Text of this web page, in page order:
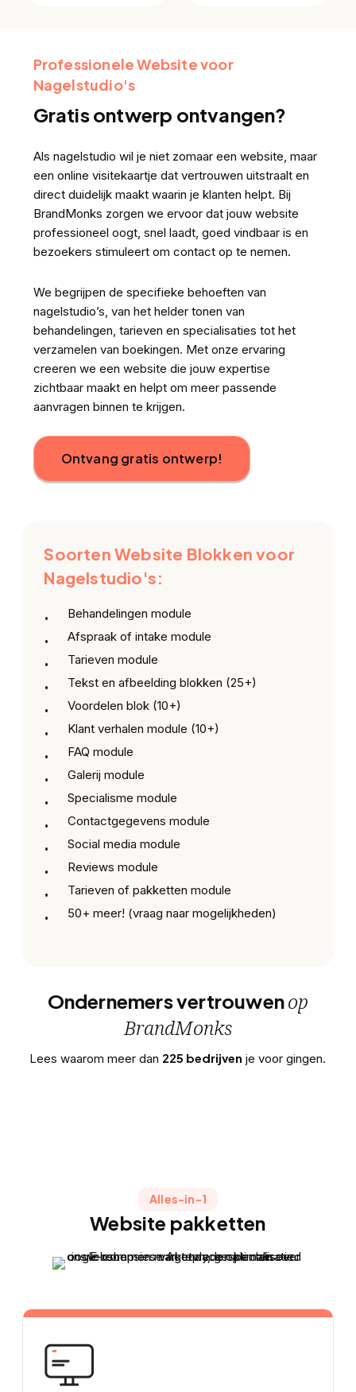
Professionele Website voor
Nagelstudio's
Gratis ontwerp ontvangen?
Als nagelstudio wil je niet zomaar een website, maar
een online visitekaartje dat vertrouwen uitstraalt en
direct duidelijk maakt waarin je klanten helpt. Bij
BrandMonks zorgen we ervoor dat jouw website
professioneel oogt, snel laadt, goed vindbaar is en
bezoekers stimuleert om contact op te nemen.
We begrijpen de specifieke behoeften van
nagelstudio’s, van het helder tonen van
behandelingen, tarieven en specialisaties tot het
verzamelen van boekingen. Met onze ervaring
creeren we een website die jouw expertise
zichtbaar maakt en helpt om meer passende
aanvragen binnen te krijgen.
Ontvang gratis ontwerp!
Soorten Website Blokken voor
Nagelstudio's:
Behandelingen module
Afspraak of intake module
Tarieven module
Tekst en afbeelding blokken (25+)
Voordelen blok (10+)
Klant verhalen module (10+)
FAQ module
Galerij module
Specialisme module
Contactgegevens module
Social media module
Reviews module
Tarieven of pakketten module
50+ meer! (vraag naar mogelijkheden)
Ondernemers vertrouwenop
BrandMonks
Lees waarom meer dan 225 bedrijven je voor gingen.
Alles-in-1
Website pakketten